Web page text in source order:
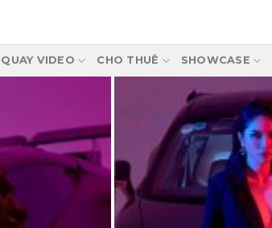
QUAY VIDEO CHO THUÊ SHOWCASE